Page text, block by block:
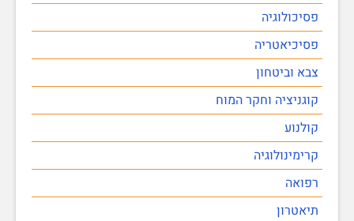
פסיכולוגיה
פסיכיאטריה
צבא וביטחון
קוגניציה וחקר המוח
קולנוע
קרימינולוגיה
רפואה
תיאטרון